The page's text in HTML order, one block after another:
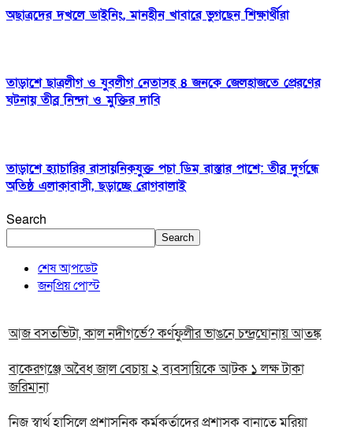
অছাত্রদের দখলে ডাইনিং, মানহীন খাবারে ভুগছেন শিক্ষার্থীরা
তাড়াশে ছাত্রলীগ ও যুবলীগ নেতাসহ ৪ জনকে জেলহাজতে প্রেরণের
ঘটনায় তীব্র নিন্দা ও মুক্তির দাবি
তাড়াশে হ্যাচারির রাসায়নিকযুক্ত পচা ডিম রাস্তার পাশে: তীব্র দুর্গন্ধে
অতিষ্ঠ এলাকাবাসী, ছড়াচ্ছে রোগবালাই
Search
Search
শেষ আপডেট
জনপ্রিয় পোস্ট
আজ বসতভিটা, কাল নদীগর্ভে? কর্ণফুলীর ভাঙনে চন্দ্রঘোনায় আতঙ্ক
বাকেরগঞ্জে অবৈধ জাল বেচায় ২ ব্যবসায়িকে আটক ১ লক্ষ টাকা
জরিমানা
নিজ স্বার্থ হাসিলে প্রশাসনিক কর্মকর্তাদের প্রশাসক বানাতে মরিয়া